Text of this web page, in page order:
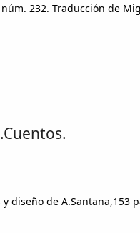
232. Traducción de
diseño de A.Santana,153